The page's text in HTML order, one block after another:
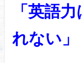
「英語
れない」